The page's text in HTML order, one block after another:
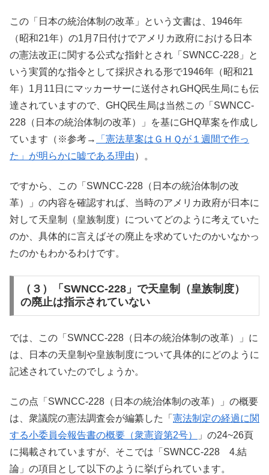
この「日本の統治体制の改革」という文書は、1946年
（昭和21年）の1月7日付けでアメリカ政府における日本
の憲法改正に関する公式な指針とされ「SWNCC-228」と
いう実質的な指令として採択される形で1946年（昭和21
年）1月11日にマッカーサーに送付されGHQ民生局にも伝
達されていますので、GHQ民生局は当然この「SWNCC-
228（日本の統治体制の改革）」を基にGHQ草案を作成し
ています（※参考→
「憲法草案はＧＨＱが１週間で作っ
た」が明らかに嘘である理由）。
ですから、この「SWNCC-228（日本の統治体制の改
革）」の内容を確認すれば、当時のアメリカ政府が日本に
対して天皇制（皇族制度）についてどのように考えていた
のか、具体的に言えばその廃止を求めていたのかいなかっ
たのかもわかるわけです。
（３）「SWNCC-228」で天皇制（皇族制度）
の廃止は指示されていない
では、この「SWNCC-228（日本の統治体制の改革）」に
は、日本の天皇制や皇族制度について具体的にどのように
記述されていたのでしょうか。
この点「SWNCC-228（日本の統治体制の改革）」の概要
は、衆議院の憲法調査会が編纂した「 憲法制定の経過に関
する小委員会報告書の概要（衆憲資第2号）
」の24~26頁
に掲載されていますが、そこでは「SWNCC-228 4.結
論」の項目として以下のように挙げられています。